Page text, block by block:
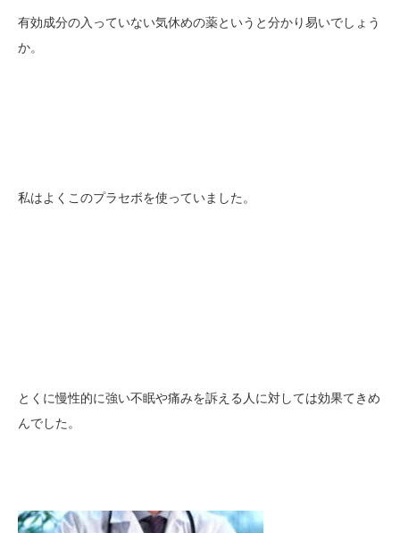
有効成分の入っていない気休めの薬というと分かり易いでしょう
か。
私はよくこのプラセボを使っていました。
とくに慢性的に強い不眠や痛みを訴える人に対しては効果てきめ
んでした。